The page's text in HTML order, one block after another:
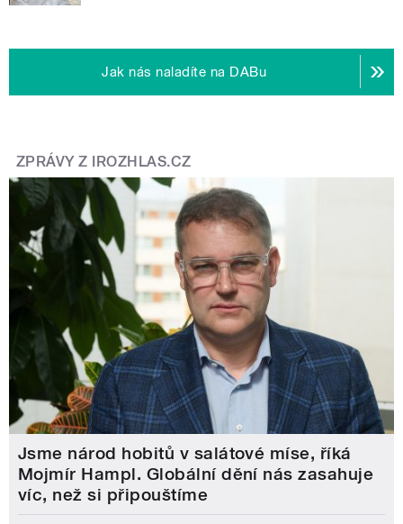
Jak nás naladíte na DABu
ZPRÁVY Z IROZHLAS.CZ
Jsme národ hobitů v salátové míse, říká
Mojmír Hampl. Globální dění nás zasahuje
víc, než si připouštíme